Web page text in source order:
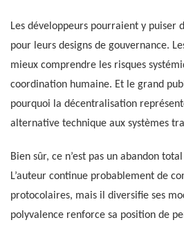
Les développeurs pourraient y puiser
pour leurs designs de gouvernance.
mieux comprendre les risques
coordination humaine. Et le grand
pourquoi la décentralisation
alternative technique aux systèmes
Bien sûr, ce n’est pas un abandon
L’auteur continue probablement de
protocolaires, mais il diversifie ses
polyvalence renforce sa position de